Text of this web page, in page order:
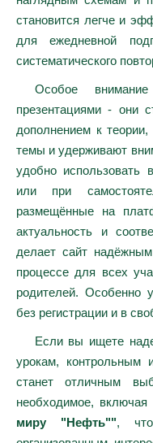
становится легче и
для ежедневной
систематического
Особое
презентациями - они
дополнением к
темы и удерживают
удобно использовать
или при
размещённые на
актуальность и
делает сайт
процессе для всех
родителей. Особенно
без регистрации и в
Если вы ищете
урокам, контрольным
станет отличным
необходимое, включая
миру "Нефть"",